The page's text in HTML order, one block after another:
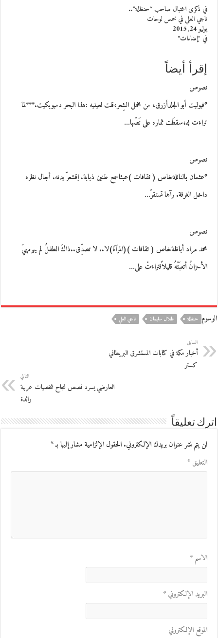
في ذكرى اغتيال صاحب “حنظلة”..
ناجي العلي في خمس لوحات
يوليو 24, 2015
في "إضاءات"
إقرأ أيضاً
نصوص
*فيوليت أبو الجلدأزرق، من مخمل الشِعر،قلت لعينيه :هذا البحر دميوبكيت.***لما
تراءَت له،سقطَت ثماره على نَصّها…
نصوص
*عثمان بالنائلةخاص ( ثقافات )عبثاسمع طنين ذبابة. اِقشعرّ بدنه. أجال نظره
داخل الغرفة. رآها تستقرّ…
نصوص
محمد مراد أباظةخاص ( ثقافات )(المرآة)لا.. لا تصدِّق..ذاكَ الطفلُ لم يهرمهيَ
الأحزانُ أتعبَتْهُ قليلاًفتراءَتْ على…
الوسوم حنظلة طلال سليمان ناجي العلي
السابق
أخبار مكة في كتابات المستشرق البريطاني
كستر
التالي
العارضي يسرد قصص نجاح شخصيات عربية
رائدة
اترك تعليقاً
لن يتم نشر عنوان بريدك الإلكتروني.الحقول الإلزامية مشار إليها بـ*
التعليق*
الاسم*
البريد الإلكتروني*
الموقع الإلكتروني